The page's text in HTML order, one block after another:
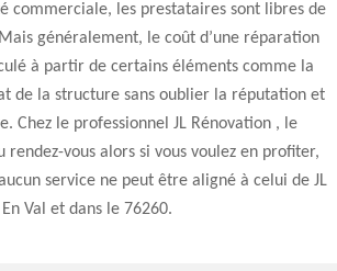
commerciale, les prestataires sont libres de
généralement, le coût d’une réparation
à partir de certains éléments comme la
de la structure sans oublier la réputation et
Chez le professionnel JL Rénovation , le
vous alors si vous voulez en profiter,
service ne peut être aligné à celui de JL
Val et dans le 76260.